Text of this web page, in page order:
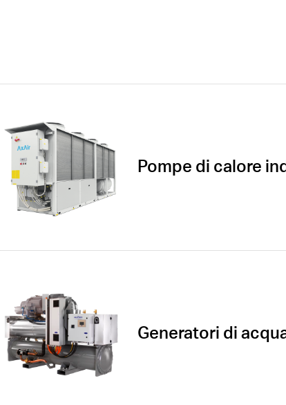
Pompe di calore
Generatori di